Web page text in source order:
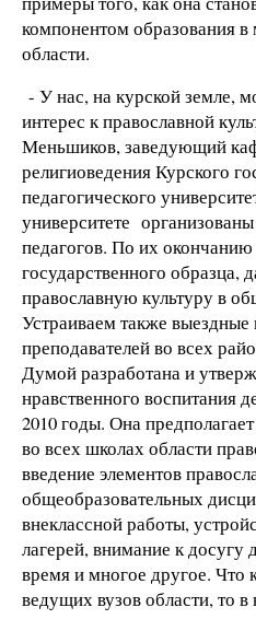
компонентом образования
области.
- У нас, на курской земле,
интерес к православной
Меньшиков, заведующий
религиоведения Курского
педагогического
университете
педагогов. По их окончанию
государственного образца,
православную культуру в
Устраиваем также
преподавателей во всех
Думой разработана и
нравственного воспитания
2010 годы. Она
во всех школах области
введение элементов
общеобразовательных
внеклассной работы,
лагерей, внимание к досугу
время и многое другое. Что
ведущих вузов области, то